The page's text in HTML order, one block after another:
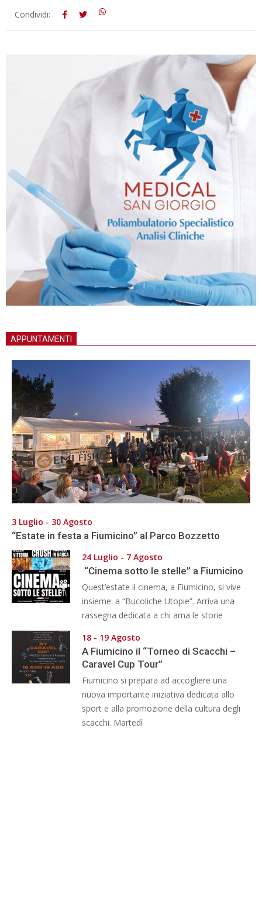
2025-
Condividi:
APPUNTAMENTI
3 Luglio - 30 Agosto
“Estate in festa a Fiumicino” al Parco Bozzetto
24 Luglio - 7 Agosto
“Cinema sotto le stelle” a Fiumicino
Quest’estate il cinema, a Fiumicino, si vive
insieme: a “Bucoliche Utopie”. Arriva una
rassegna dedicata a chi ama le storie
18 - 19 Agosto
A Fiumicino il “Torneo di Scacchi –
Caravel Cup Tour”
Fiumicino si prepara ad accogliere una
nuova importante iniziativa dedicata allo
sport e alla promozione della cultura degli
scacchi. Martedì